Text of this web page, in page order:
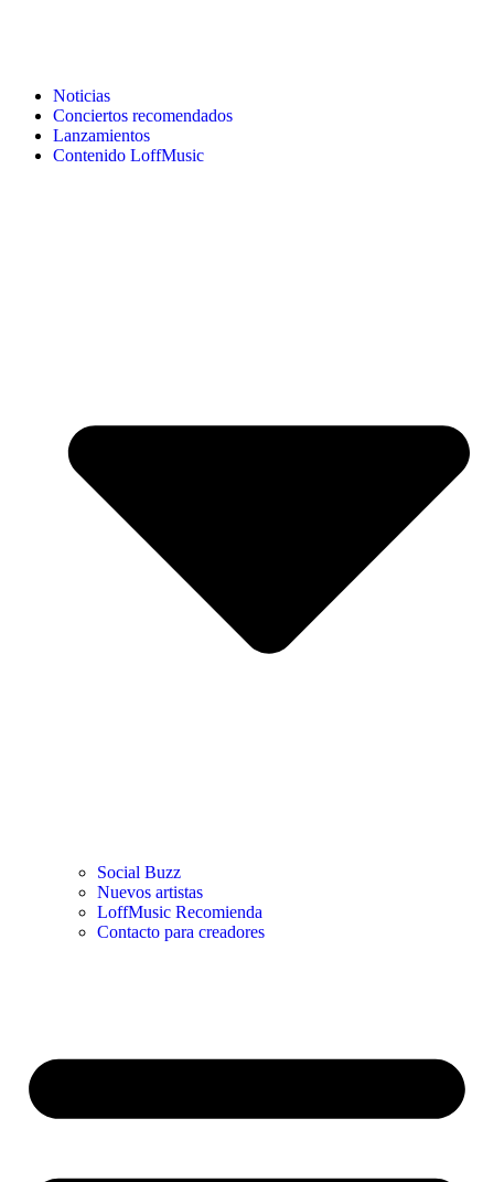
Noticias
Conciertos recomendados
Lanzamientos
Contenido LoffMusic
Social Buzz
Nuevos artistas
LoffMusic Recomienda
Contacto para creadores